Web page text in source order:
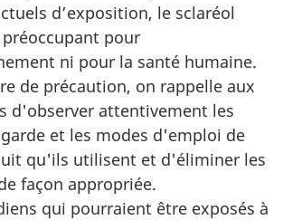
d’exposition, le sclaréol
préoccupant pour
ni pour la santé humaine.
de précaution, on rappelle aux
d'observer attentivement les
et les modes d'emploi de
qu'ils utilisent et d'éliminer les
façon appropriée.
qui pourraient être exposés à